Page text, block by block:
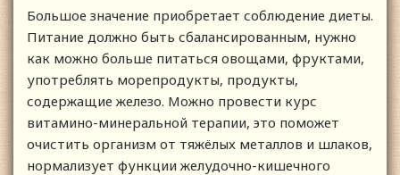
Большое значение приобретает соблюдение диеты.
Питание должно быть сбалансированным, нужно
как можно больше питаться овощами, фруктами,
употреблять морепродукты, продукты,
содержащие железо. Можно провести курс
витамино-минеральной терапии, это поможет
очистить организм от тяжёлых металлов и шлаков,
нормализует функции желудочно-кишечного